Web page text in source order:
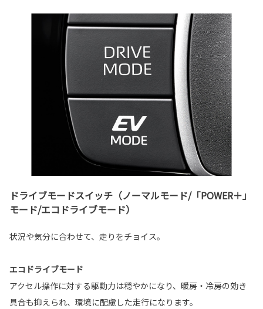
ドライブモードスイッチ（ノーマルモード/「POWER＋」
モード/エコドライブモード）
状況や気分に合わせて、走りをチョイス。
エコドライブモード
アクセル操作に対する駆動力は穏やかになり、暖房・冷房の効き
具合も抑えられ、環境に配慮した走行になります。